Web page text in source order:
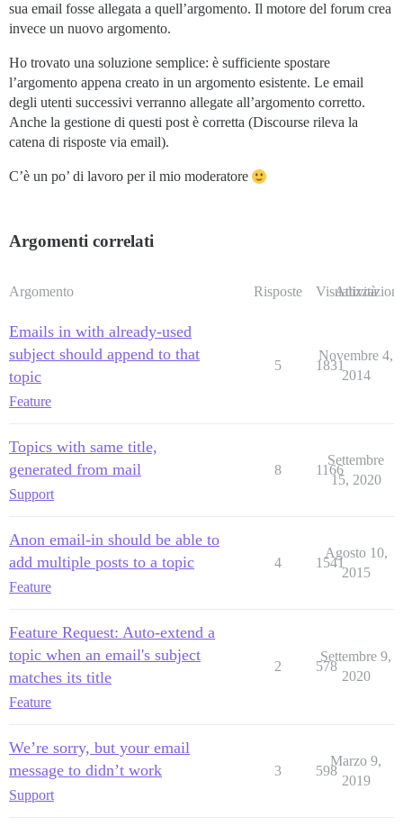
sua email fosse allegata a quell’argomento. Il motore del forum crea
invece un nuovo argomento.
Ho trovato una soluzione semplice: è sufficiente spostare
l’argomento appena creato in un argomento esistente. Le email
degli utenti successivi verranno allegate all’argomento corretto.
Anche la gestione di questi post è corretta (Discourse rileva la
catena di risposte via email).
C’è un po’ di lavoro per il mio moderatore
Argomenti correlati
Argomento Risposte Visualizzazioni
Attività
Emails in with already-used
subject should append to that
topic
Feature
5 1831
Novembre 4,
2014
Topics with same title,
generated from mail
Support
8 1166
Settembre
15, 2020
Anon email-in should be able to
add multiple posts to a topic
Feature
4 1541
Agosto 10,
2015
Feature Request: Auto-extend a
topic when an email's subject
matches its title
Feature
2 578
Settembre 9,
2020
We’re sorry, but your email
message to didn’t work
Support
3 598
Marzo 9,
2019